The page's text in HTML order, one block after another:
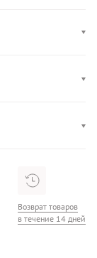
Возврат товаров
в течение 14 дней